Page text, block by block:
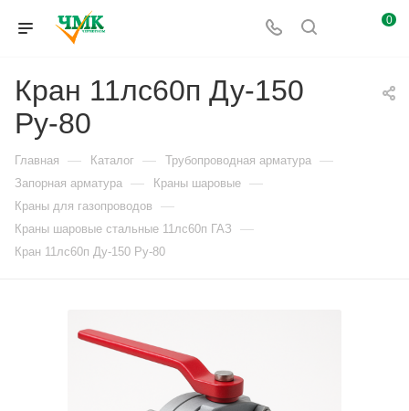
0
Кран 11лс60п Ду-150
Ру-80
Главная — Каталог — Трубопроводная арматура —
Запорная арматура — Краны шаровые —
Краны для газопроводов —
Краны шаровые стальные 11лс60п ГАЗ —
Кран 11лс60п Ду-150 Ру-80